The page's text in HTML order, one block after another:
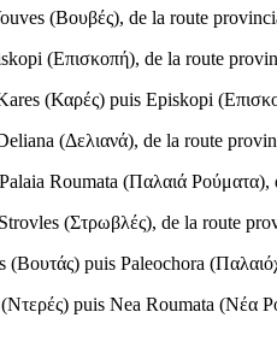
(Βουβές), de la route
(Επισκοπή), de la route
(Καρές) puis Episkopi (
(Δελιανά), de la route
Roumata (Παλαιά Ρούματα),
(Στρωβλές), de la route
(Βουτάς) puis Paleochora (
Ντερές) puis Nea Roumata (Νέα